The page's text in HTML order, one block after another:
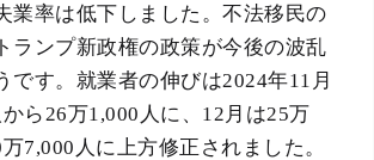
業率は低下しました。不法移民の
ランプ新政権の政策が今後の波乱
です。就業者の伸びは2024年11月
ら26万1,000人に、12月は25万
7,000人に上方修正されました。